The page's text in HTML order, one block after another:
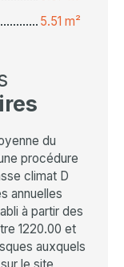
5.51 m²
du
procédure
climat D
annuelles
à partir des
1220.00 et
auxquels